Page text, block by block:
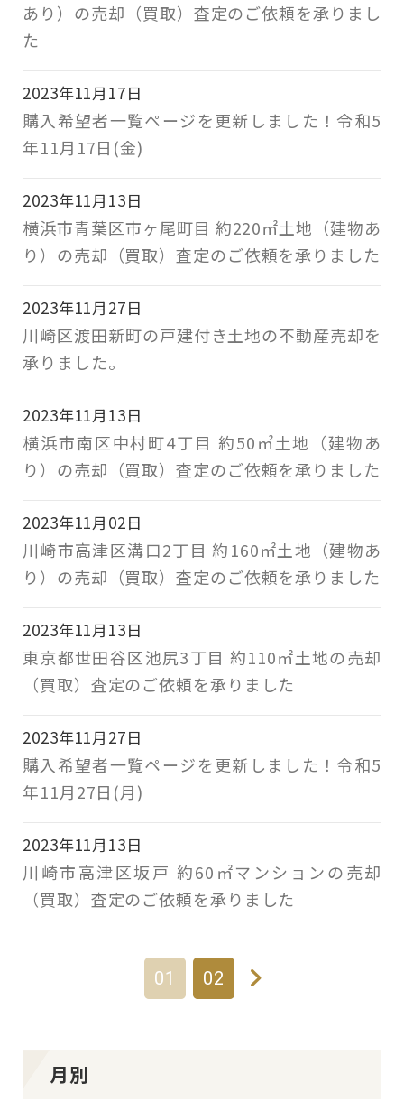
あり）の売却（買取）査定のご依頼を承りまし
た
2023年11月17日
購入希望者一覧ページを更新しました！令和5
年11月17日(金)
2023年11月13日
横浜市青葉区市ヶ尾町目 約220㎡土地（建物あ
り）の売却（買取）査定のご依頼を承りました
2023年11月27日
川崎区渡田新町の戸建付き土地の不動産売却を
承りました。
2023年11月13日
横浜市南区中村町4丁目 約50㎡土地（建物あ
り）の売却（買取）査定のご依頼を承りました
2023年11月02日
川崎市高津区溝口2丁目 約160㎡土地（建物あ
り）の売却（買取）査定のご依頼を承りました
2023年11月13日
東京都世田谷区池尻3丁目 約110㎡土地の売却
（買取）査定のご依頼を承りました
2023年11月27日
購入希望者一覧ページを更新しました！令和5
年11月27日(月)
2023年11月13日
川崎市高津区坂戸 約60㎡マンションの売却
（買取）査定のご依頼を承りました
01 02
月別